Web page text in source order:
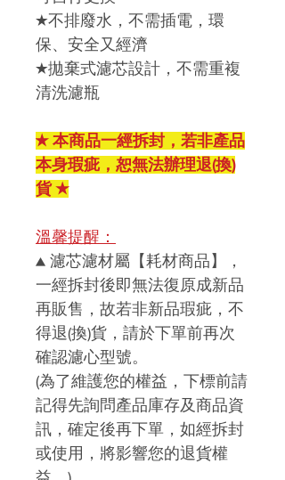
★不排廢水，不需插電，環
保、安全又經濟
★拋棄式濾芯設計，不需重複
清洗濾瓶
★ 本商品一經拆封，若非產品
本身瑕疵，恕無法辦理退(換)
貨 ★
溫馨提醒：
▲ 濾芯濾材屬【耗材商品】，
一經拆封後即無法復原成新品
再販售，故若非新品瑕疵，不
得退(換)貨，請於下單前再次
確認濾心型號。
(為了維護您的權益，下標前請
記得先詢問產品庫存及商品資
訊，確定後再下單，如經拆封
或使用，將影響您的退貨權